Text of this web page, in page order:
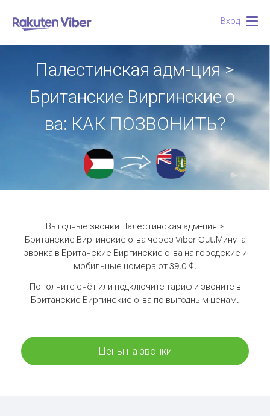
Вход
Палестинская адм-ция >
Британские Виргинские о-
ва: КАК ПОЗВОНИТЬ?
Выгодные звонки Палестинская адм-ция >
Британские Виргинские о-ва через Viber Out.Минута
звонка в Британские Виргинские о-ва на городские и
мобильные номера от 39.0 ¢.
Пополните счёт или подключите тариф и звоните в
Британские Виргинские о-ва по выгодным ценам.
Цены на звонки